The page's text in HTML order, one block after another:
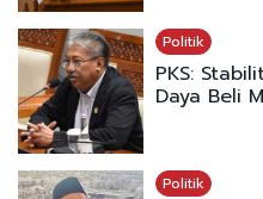
Politik
PKS:
Daya Beli
Politik